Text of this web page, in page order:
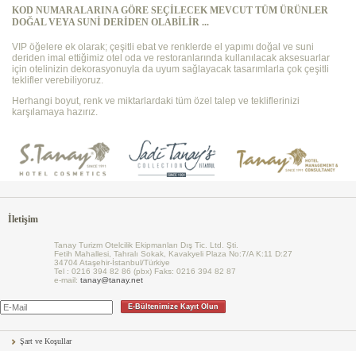
KOD NUMARALARINA GÖRE SEÇİLECEK MEVCUT TÜM ÜRÜNLER
DOĞAL VEYA SUNİ DERİDEN OLABİLİR ...
VIP öğelere ek olarak; çeşitli ebat ve renklerde el yapımı doğal ve suni
deriden imal ettiğimiz otel oda ve restoranlarında kullanılacak aksesuarlar
için otelinizin dekorasyonuyla da uyum sağlayacak tasarımlarla çok çeşitli
teklifler verebiliyoruz.
Herhangi boyut, renk ve miktarlardaki tüm özel talep ve tekliflerinizi
karşılamaya hazırız.
İletişim
Tanay Turizm Otelcilik Ekipmanları Dış Tic. Ltd. Şti.
Fetih Mahallesi, Tahralı Sokak, Kavakyeli Plaza No:7/A K:11 D:27
34704 Ataşehir-İstanbul/Türkiye
Tel : 0216 394 82 86 (pbx) Faks: 0216 394 82 87
e-mail: tanay@tanay.net
E-Bültenimize Kayıt Olun
Şart ve Koşullar